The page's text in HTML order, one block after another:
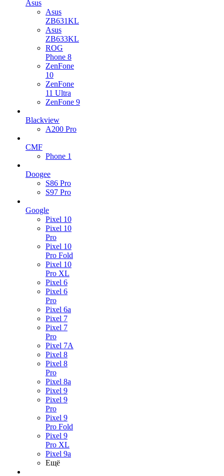
Asus
Asus
ZB631KL
Asus
ZB633KL
ROG
Phone 8
ZenFone
10
ZenFone
11 Ultra
ZenFone 9
Blackview
A200 Pro
CMF
Phone 1
Doogee
S86 Pro
S97 Pro
Google
Pixel 10
Pixel 10
Pro
Pixel 10
Pro Fold
Pixel 10
Pro XL
Pixel 6
Pixel 6
Pro
Pixel 6a
Pixel 7
Pixel 7
Pro
Pixel 7A
Pixel 8
Pixel 8
Pro
Pixel 8a
Pixel 9
Pixel 9
Pro
Pixel 9
Pro Fold
Pixel 9
Pro XL
Pixel 9a
Ещё